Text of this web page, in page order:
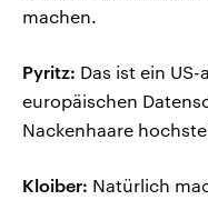
machen.
Pyritz: Das ist ein
europäischen
Nackenhaare
Kloiber: Natürlich